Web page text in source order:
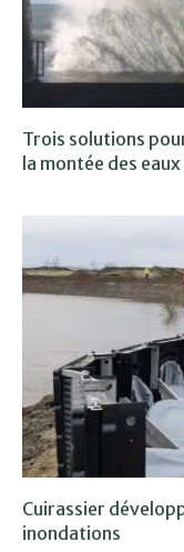
Trois solutions
la montée des eaux
Cuirassier
inondations